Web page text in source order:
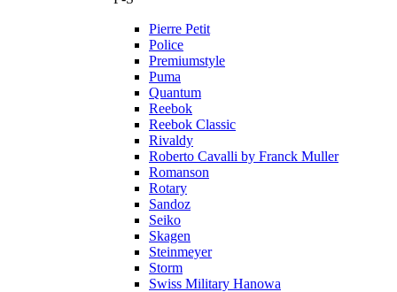
Pierre Petit
Police
Premiumstyle
Puma
Quantum
Reebok
Reebok Classic
Rivaldy
Roberto Cavalli by Franck Muller
Romanson
Rotary
Sandoz
Seiko
Skagen
Steinmeyer
Storm
Swiss Military Hanowa